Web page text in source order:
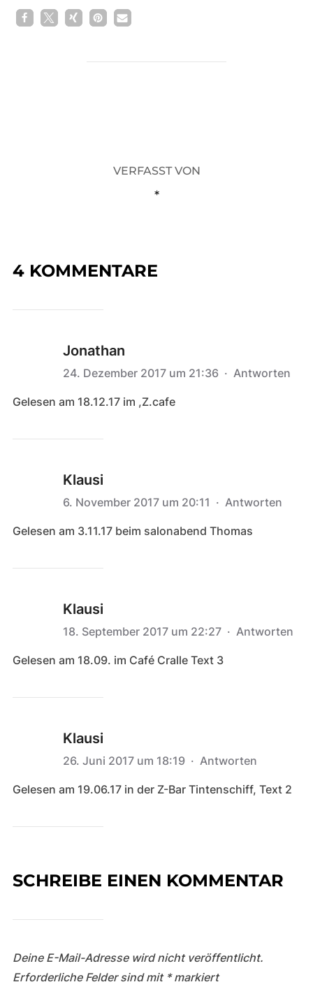
1
VERFASST VON
*
4 KOMMENTARE
Jonathan
24. Dezember 2017 um 21:36 · Antworten
Gelesen am 18.12.17 im ,Z.cafe
Klausi
6. November 2017 um 20:11 · Antworten
Gelesen am 3.11.17 beim salonabend Thomas
Klausi
18. September 2017 um 22:27 · Antworten
Gelesen am 18.09. im Café Cralle Text 3
Klausi
26. Juni 2017 um 18:19 · Antworten
Gelesen am 19.06.17 in der Z-Bar Tintenschiff, Text 2
SCHREIBE EINEN KOMMENTAR
Deine E-Mail-Adresse wird nicht veröffentlicht.
Erforderliche Felder sind mit *markiert